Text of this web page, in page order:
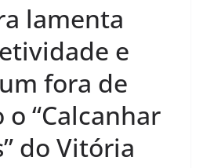
lamenta
e
fora de
o “Calcanhar
do Vitória